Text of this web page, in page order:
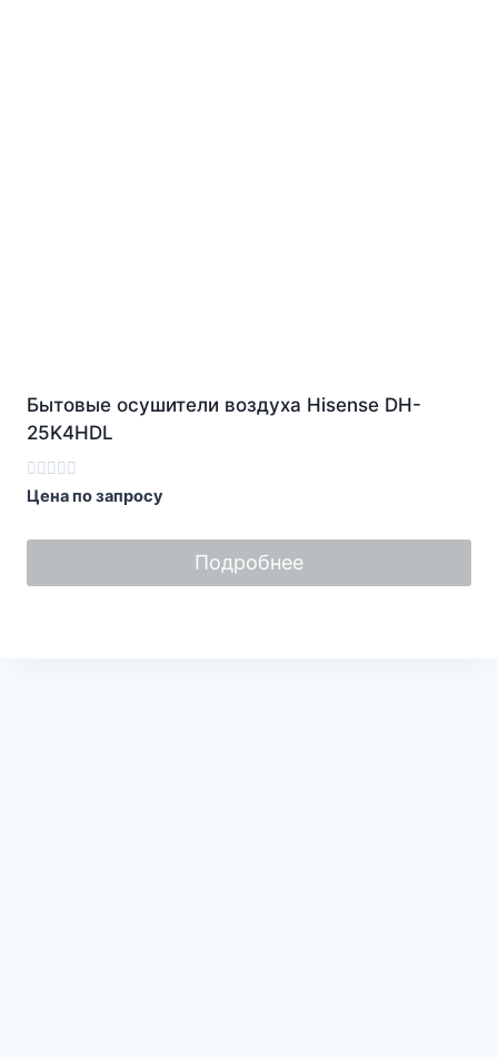
Бытовые осушители воздуха Hisense DH-
25K4HDL
Оценка
0
5
Цена по запросу
Подробнее